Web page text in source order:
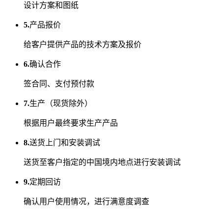
设计方案和图纸
5.产品报价
给客户提供产品的技术方案及报价
6.确认合作
签合同、支付预付款
7.生产（现货除外）
根据用户最终要求生产产品
8.送货上门和安装调试
送货至客户指定的中国境内地点进行安装调试
9.定期回访
确认用户使用情况，进行满意度调查